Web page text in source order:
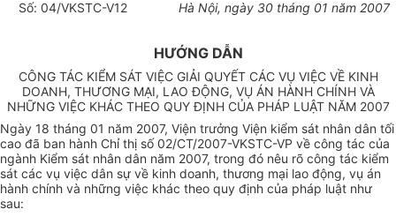
Số: 04/VKSTC-V12
Hà Nội, ngày 30 tháng 01 năm 2007
HƯỚNG DẪN
CÔNG TÁC KIỂM SÁT VIỆC GIẢI QUYẾT CÁC VỤ VIỆC VỀ KINH
DOANH, THƯƠNG MẠI, LAO ĐỘNG, VỤ ÁN HÀNH CHÍNH VÀ
NHỮNG VIỆC KHÁC THEO QUY ĐỊNH CỦA PHÁP LUẬT NĂM 2007
Ngày 18 tháng 01 năm 2007, Viện trưởng Viện kiểm sát nhân dân tối
cao đã ban hành Chỉ thị số 02/CT/2007-VKSTC-VP về công tác của
ngành Kiểm sát nhân dân năm 2007, trong đó nêu rõ công tác kiểm
sát các vụ việc dân sự về kinh doanh, thương mại lao động, vụ án
hành chính và những việc khác theo quy định của pháp luật như
sau: